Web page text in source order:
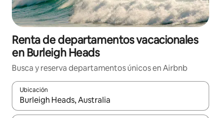
Renta de departamentos vacacionales
en Burleigh Heads
Busca y reserva departamentos únicos en Airbnb
Ubicación
Cuando los resultados estén disponibles, podrás navegar